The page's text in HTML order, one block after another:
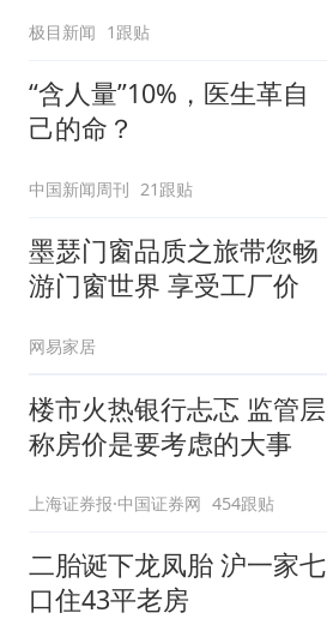
极目新闻 1跟贴
“含人量”10%，医生革自
己的命？
中国新闻周刊 21跟贴
墨瑟门窗品质之旅带您畅
游门窗世界 享受工厂价
网易家居
楼市火热银行忐忑 监管层
称房价是要考虑的大事
上海证券报·中国证券网 454跟贴
二胎诞下龙凤胎 沪一家七
口住43平老房